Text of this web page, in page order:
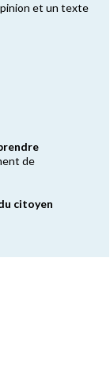
et un texte
de
citoyen